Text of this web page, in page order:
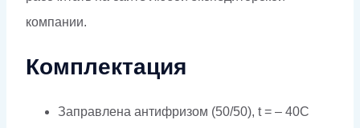
компании.
Комплектация
Заправлена антифризом (50/50), t = – 40C